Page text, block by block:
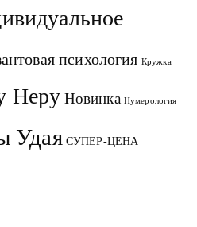
психология Кружка
Неру Новинка Нумерология
Удая СУПЕР-ЦЕНА